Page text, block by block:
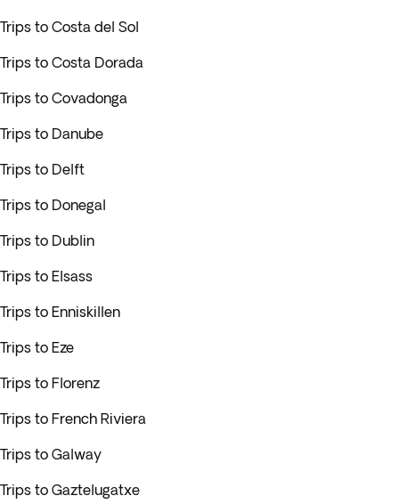
Trips to Costa del Sol
Trips to Costa Dorada
Trips to Covadonga
Trips to Danube
Trips to Delft
Trips to Donegal
Trips to Dublin
Trips to Elsass
Trips to Enniskillen
Trips to Eze
Trips to Florenz
Trips to French Riviera
Trips to Galway
Trips to Gaztelugatxe